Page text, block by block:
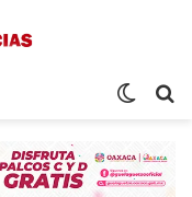
Switch